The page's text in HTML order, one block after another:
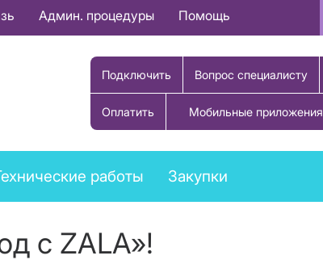
Админ. процедуры Помощь
Подключить Вопрос специалисту
Оплатить Мобильные приложения
работы Закупки
с ZALA»!